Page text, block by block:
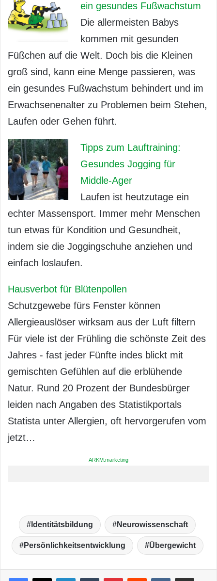
ein gesundes Fußwachstum
Die allermeisten Babys
kommen mit gesunden
Füßchen auf die Welt. Doch bis die Kleinen
groß sind, kann eine Menge passieren, was
ein gesundes Fußwachstum behindert und im
Erwachsenenalter zu Problemen beim Stehen,
Laufen oder Gehen führt.
Tipps zum Lauftraining:
Gesundes Jogging für
Middle-Ager
Laufen ist heutzutage ein
echter Massensport. Immer mehr Menschen
tun etwas für Kondition und Gesundheit,
indem sie die Joggingschuhe anziehen und
einfach loslaufen.
Hausverbot für Blütenpollen
Schutzgewebe fürs Fenster können
Allergieauslöser wirksam aus der Luft filtern
Für viele ist der Frühling die schönste Zeit des
Jahres - fast jeder Fünfte indes blickt mit
gemischten Gefühlen auf die erblühende
Natur. Rund 20 Prozent der Bundesbürger
leiden nach Angaben des Statistikportals
Statista unter Allergien, oft hervorgerufen vom
jetzt…
ARKM.marketing
Identitätsbildung Neurowissenschaft
Persönlichkeitsentwicklung Übergewicht
LinkedIn VKontakte